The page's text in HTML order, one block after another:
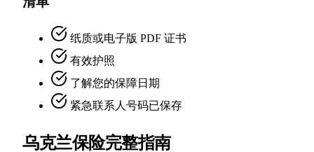
纸质或电子版 PDF 证书
有效护照
了解您的保障日期
紧急联系人号码已保存
乌克兰保险完整指南